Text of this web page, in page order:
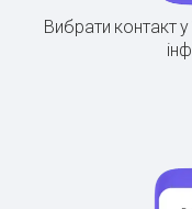
Вибрати контакт